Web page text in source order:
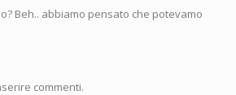
Beh.. abbiamo pensato che potevamo
commenti.